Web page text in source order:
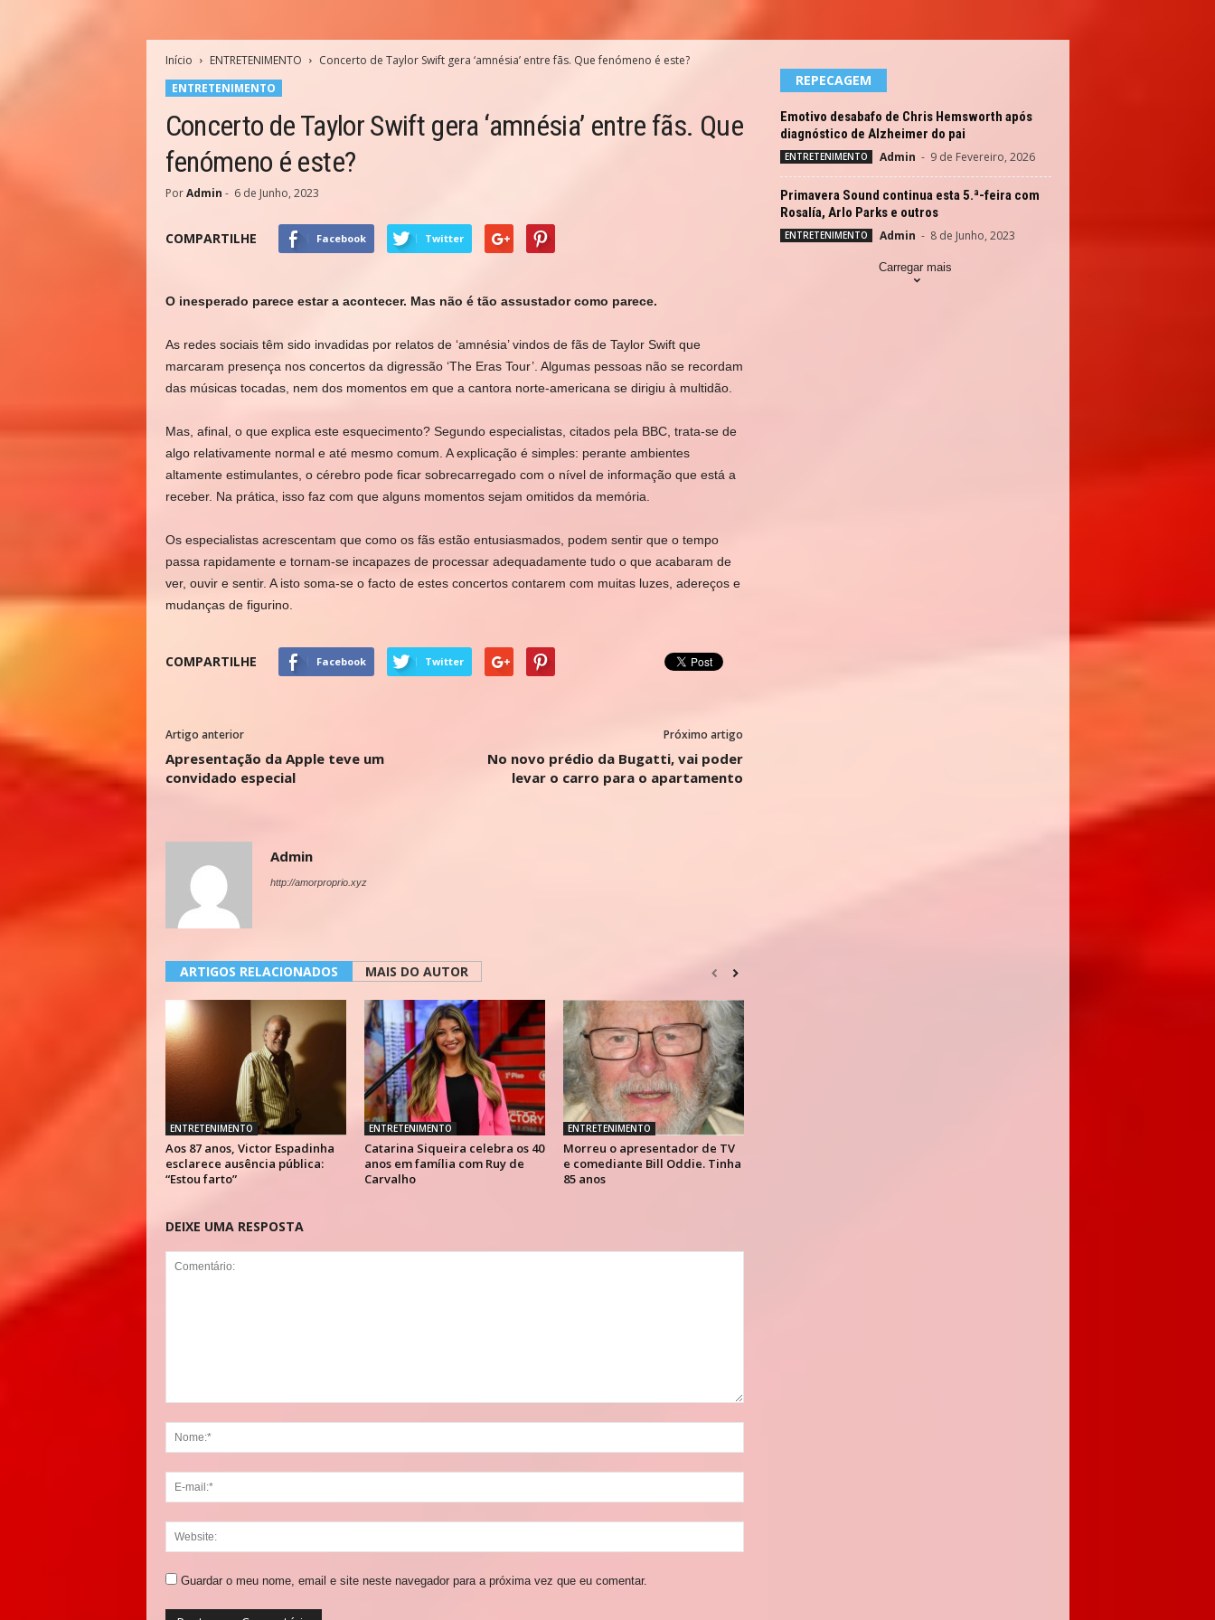
Início ENTRETENIMENTO
Concerto de Taylor Swift gera ‘amnésia’ entre fãs. Que fenómeno é este?
ENTRETENIMENTO
Concerto de Taylor Swift gera ‘amnésia’ entre fãs. Que
fenómeno é este?
Por Admin - 6 de Junho, 2023
COMPARTILHE Facebook Twitter
O inesperado parece estar a acontecer. Mas não é tão assustador como parece.
As redes sociais têm sido invadidas por relatos de ‘amnésia’ vindos de fãs de Taylor Swift que
marcaram presença nos concertos da digressão ‘The Eras Tour’. Algumas pessoas não se recordam
das músicas tocadas, nem dos momentos em que a cantora norte-americana se dirigiu à multidão.
Mas, afinal, o que explica este esquecimento? Segundo especialistas, citados pela BBC, trata-se de
algo relativamente normal e até mesmo comum. A explicação é simples: perante ambientes
altamente estimulantes, o cérebro pode ficar sobrecarregado com o nível de informação que está a
receber. Na prática, isso faz com que alguns momentos sejam omitidos da memória.
Os especialistas acrescentam que como os fãs estão entusiasmados, podem sentir que o tempo
passa rapidamente e tornam-se incapazes de processar adequadamente tudo o que acabaram de
ver, ouvir e sentir. A isto soma-se o facto de estes concertos contarem com muitas luzes, adereços e
mudanças de figurino.
COMPARTILHE Facebook Twitter
Artigo anterior
Apresentação da Apple teve um
convidado especial
Próximo artigo
No novo prédio da Bugatti, vai poder
levar o carro para o apartamento
Admin
http://amorproprio.xyz
ARTIGOS RELACIONADOS MAIS DO AUTOR
ENTRETENIMENTO
Aos 87 anos, Victor Espadinha
esclarece ausência pública:
“Estou farto”
ENTRETENIMENTO
Catarina Siqueira celebra os 40
anos em família com Ruy de
Carvalho
ENTRETENIMENTO
Morreu o apresentador de TV
e comediante Bill Oddie. Tinha
85 anos
DEIXE UMA RESPOSTA
Guardar o meu nome, email e site neste navegador para a próxima vez que eu comentar.
REPECAGEM
Emotivo desabafo de Chris Hemsworth após
diagnóstico de Alzheimer do pai
ENTRETENIMENTO Admin - 9 de Fevereiro, 2026
Primavera Sound continua esta 5.ª-feira com
Rosalía, Arlo Parks e outros
ENTRETENIMENTO Admin - 8 de Junho, 2023
Carregar mais